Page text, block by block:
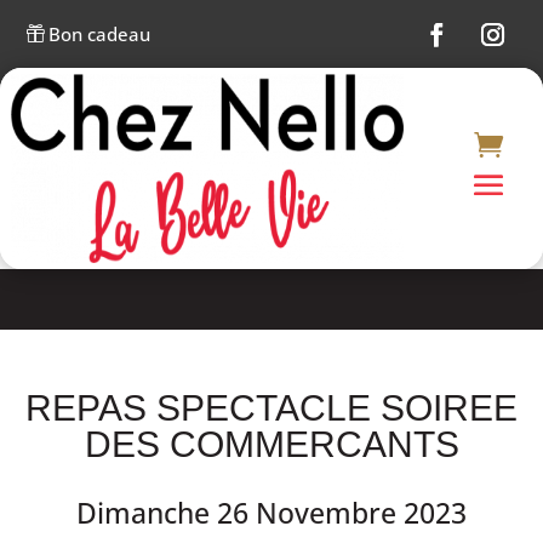
Bon cadeau
REPAS SPECTACLE SOIREE
DES COMMERCANTS
Dimanche 26 Novembre 2023